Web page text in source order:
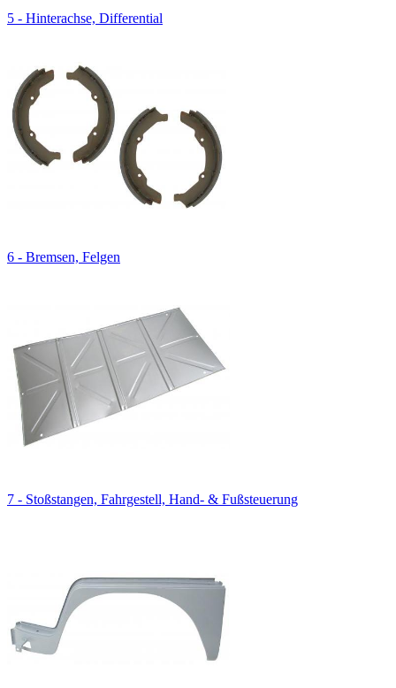
5 - Hinterachse, Differential
6 - Bremsen, Felgen
7 - Stoßstangen, Fahrgestell, Hand- & Fußsteuerung